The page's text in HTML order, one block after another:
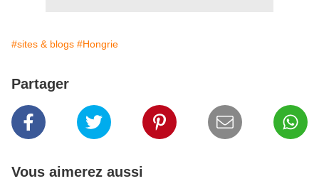
#sites & blogs #Hongrie
Partager
Vous aimerez aussi